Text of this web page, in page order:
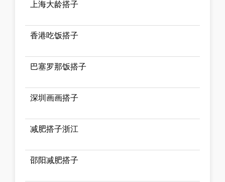
上海大龄搭子
香港吃饭搭子
巴塞罗那饭搭子
深圳画画搭子
减肥搭子浙江
邵阳减肥搭子